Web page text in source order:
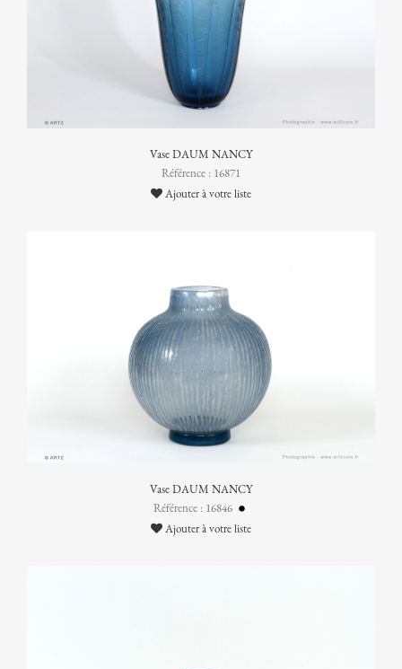
Vase DAUM NANCY
Référence : 16871
Ajouter à votre liste
Vase DAUM NANCY
Référence : 16846
Ajouter à votre liste